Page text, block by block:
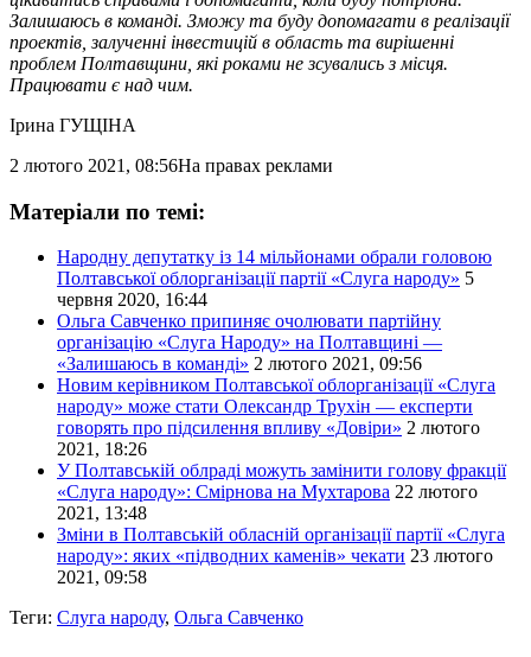
Залишаюсь в команді. Зможу та буду допомагати в реалізації
проектів, залученні інвестицій в область та вирішенні
проблем Полтавщини, які роками не зсувались з місця.
Працювати є над чим.
Ірина ГУЩІНА
2 лютого 2021, 08:56На правах реклами
Матеріали по темі:
Народну депутатку із 14 мільйонами обрали головою
Полтавської облорганізації партії «Слуга народу» 5
червня 2020, 16:44
Ольга Савченко припиняє очолювати партійну
організацію «Слуга Народу» на Полтавщині —
«Залишаюсь в команді» 2 лютого 2021, 09:56
Новим керівником Полтавської облорганізації «Слуга
народу» може стати Олександр Трухін — експерти
говорять про підсилення впливу «Довіри» 2 лютого
2021, 18:26
У Полтавській облраді можуть замінити голову фракції
«Слуга народу»: Смірнова на Мухтарова 22 лютого
2021, 13:48
Зміни в Полтавській обласній організації партії «Слуга
народу»: яких «підводних каменів» чекати 23 лютого
2021, 09:58
Теги: Слуга народу, Ольга Савченко